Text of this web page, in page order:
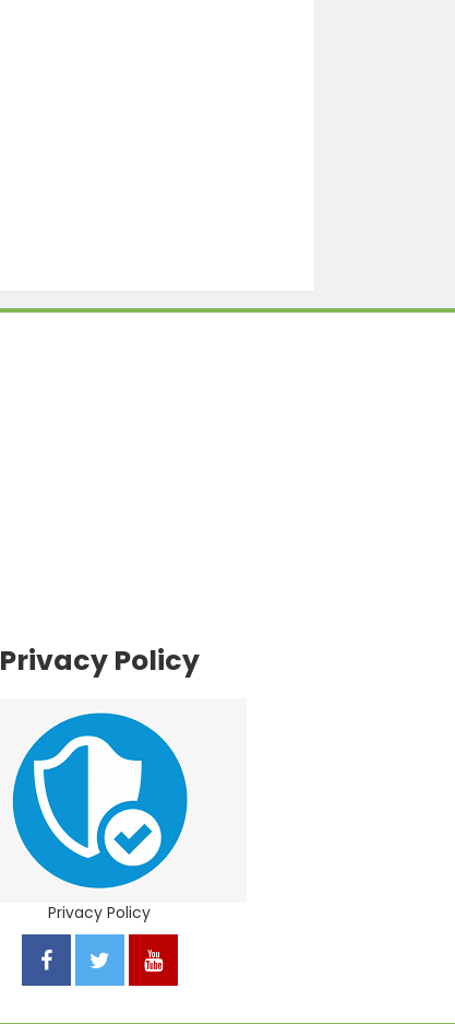
Privacy Policy
Privacy Policy